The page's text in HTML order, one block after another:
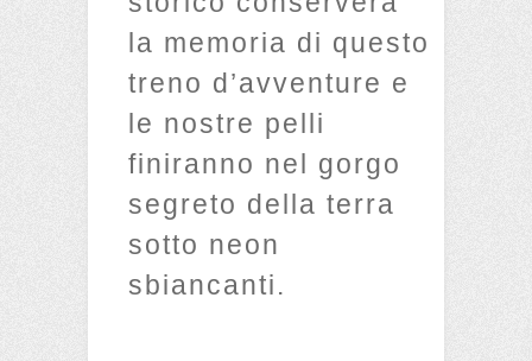
la memoria di questo
treno d’avventure e
le nostre pelli
finiranno nel gorgo
segreto della terra
sotto neon
sbiancanti.